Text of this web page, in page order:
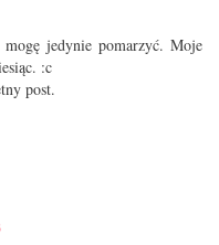
jedynie pomarzyć. Moje
:c
post.